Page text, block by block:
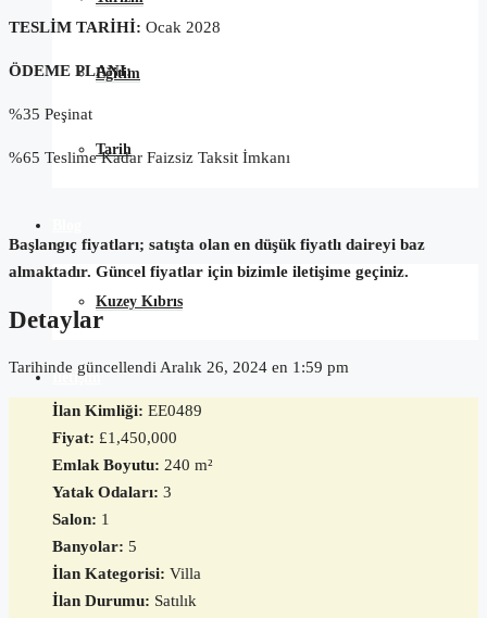
Eğitim
Tarih
Kuzey Kıbrıs
İletişim
TESLİM TARİHİ: Ocak 2028
ÖDEME PLANI:
%35 Peşinat
%65 Teslime Kadar Faizsiz Taksit İmkanı
Başlangıç fiyatları; satışta olan en düşük fiyatlı daireyi baz
almaktadır. Güncel fiyatlar için bizimle iletişime geçiniz.
Detaylar
Tarihinde güncellendi Aralık 26, 2024 en 1:59 pm
İlan Kimliği: EE0489
Fiyat: £1,450,000
Emlak Boyutu: 240 m²
Yatak Odaları: 3
Salon: 1
Banyolar: 5
İlan Kategorisi: Villa
İlan Durumu: Satılık